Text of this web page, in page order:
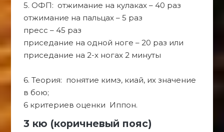
5. ОФП: отжимание на кулаках – 40 раз
отжимание на пальцах – 5 раз
пресс – 45 раз
приседание на одной ноге – 20 раз или
приседание на 2-х ногах 2 минуты
6. Теория: понятие кимэ, киай, их значение
в бою;
6 критериев оценки Иппон.
3 кю (коричневый пояс)